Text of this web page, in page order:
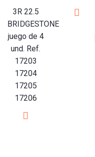
3R 22.5
BRIDGESTONE
juego de 4
und. Ref.
17203
17204
17205
17206